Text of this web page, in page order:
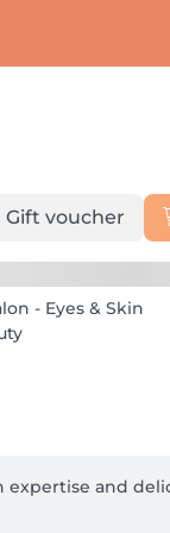
Gift voucher
and